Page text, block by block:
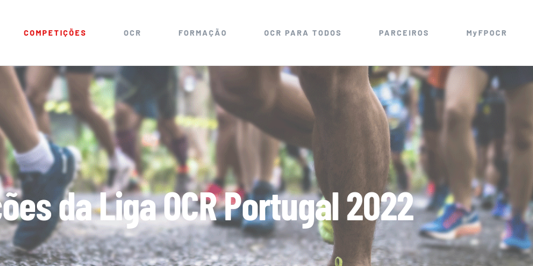
COMPETIÇÕES OCR FORMAÇÃO OCR PARA TODOS PARCEIROS MyFPOCR
da Liga OCR Portugal 2022